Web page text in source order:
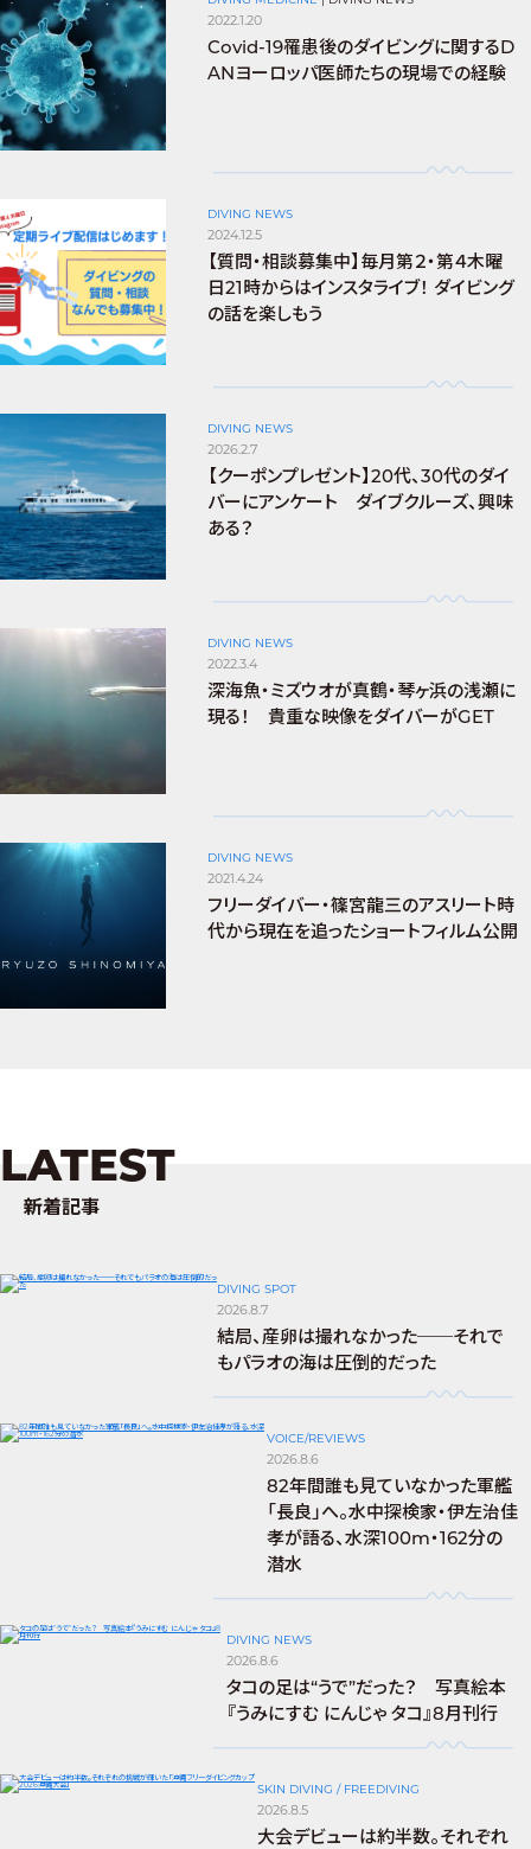
2022.1.20
Covid-19罹患後のダイビングに関するD
ANヨーロッパ医師たちの現場での経験
DIVING NEWS
2024.12.5
【質問・相談募集中】毎月第２・第４木曜
日21時からはインスタライブ！ ダイビング
の話を楽しもう
DIVING NEWS
2026.2.7
【クーポンプレゼント】20代、30代のダイ
バーにアンケート ダイブクルーズ、興味
ある？
DIVING NEWS
2022.3.4
深海魚・ミズウオが真鶴・琴ヶ浜の浅瀬に
現る！ 貴重な映像をダイバーがGET
DIVING NEWS
2021.4.24
フリーダイバー・篠宮龍三のアスリート時
代から現在を追ったショートフィルム公開
LATEST
新着記事
DIVING SPOT
2026.8.7
結局、産卵は撮れなかった──それで
もパラオの海は圧倒的だった
VOICE/REVIEWS
2026.8.6
82年間誰も見ていなかった軍艦
「長良」へ。水中探検家・伊左治佳
孝が語る、水深100m・162分の
潜水
DIVING NEWS
2026.8.6
タコの足は“うで”だった？ 写真絵本
『うみにすむ にんじゃ タコ』8月刊行
SKIN DIVING / FREEDIVING
2026.8.5
大会デビューは約半数。それぞれ